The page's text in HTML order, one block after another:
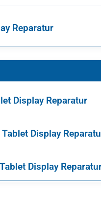
Reparatur
Display Reparatur
Display
Display